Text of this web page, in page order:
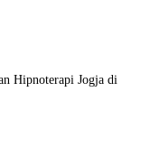
Hipnoterapi Jogja di